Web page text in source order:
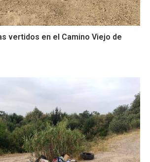
vertidos en el Camino Viejo de